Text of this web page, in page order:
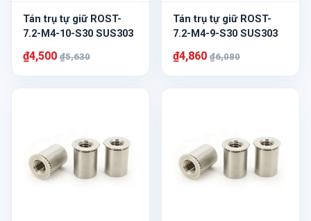
Tán trụ tự giữ ROST-
7.2-M4-10-S30 SUS303
₫4,500 ₫5,630
Tán trụ tự giữ ROST-
7.2-M4-9-S30 SUS303
₫4,860 ₫6,080